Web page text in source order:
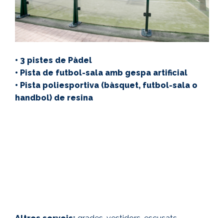
• 3 pistes de Pàdel
• Pista de futbol-sala amb gespa artificial
• Pista poliesportiva (bàsquet, futbol-sala o
handbol) de resina